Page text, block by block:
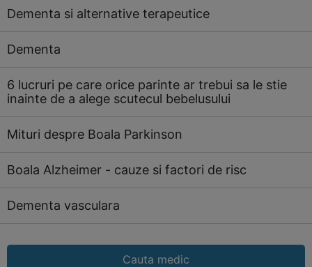
Dementa si alternative terapeutice
Dementa
6 lucruri pe care orice parinte ar trebui sa le stie
inainte de a alege scutecul bebelusului
Mituri despre Boala Parkinson
Boala Alzheimer - cauze si factori de risc
Dementa vasculara
Cauta medic